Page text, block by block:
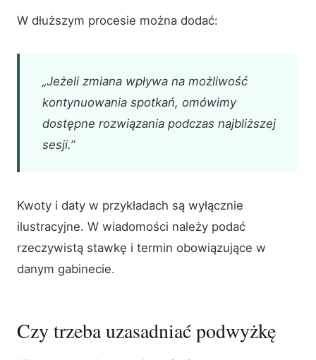
W dłuższym procesie można dodać:
„Jeżeli zmiana wpływa na możliwość
kontynuowania spotkań, omówimy
dostępne rozwiązania podczas najbliższej
sesji.”
Kwoty i daty w przykładach są wyłącznie
ilustracyjne. W wiadomości należy podać
rzeczywistą stawkę i termin obowiązujące w
danym gabinecie.
Czy trzeba uzasadniać podwyżkę